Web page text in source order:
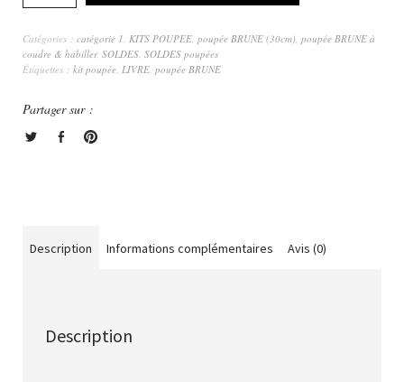
Catégories : catégorie 1 KITS POUPEE poupée BRUNE (30cm) poupée BRUNE à
coudre & habiller, SOLDES SOLDES poupées
Étiquettes : kit poupée LIVRE poupée BRUNE
Partager sur :
Description Informations complémentaires Avis (0)
Description